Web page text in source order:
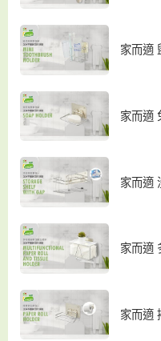
家而適
家而適
家而適
家而適
家而適